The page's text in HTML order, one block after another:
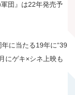
団』は22年発売予
に当たる19年に“39
にゲキ×シネ上映も